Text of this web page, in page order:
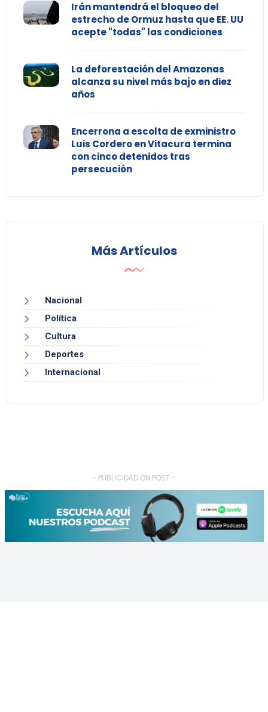
Irán mantendrá el bloqueo del
estrecho de Ormuz hasta que EE. UU
acepte "todas" las condiciones
La deforestación del Amazonas
alcanza su nivel más bajo en diez
años
Encerrona a escolta de exministro
Luis Cordero en Vitacura termina
con cinco detenidos tras
persecución
Más Artículos
Nacional
Política
Cultura
Deportes
Internacional
- PUBLICIDAD ON POST -